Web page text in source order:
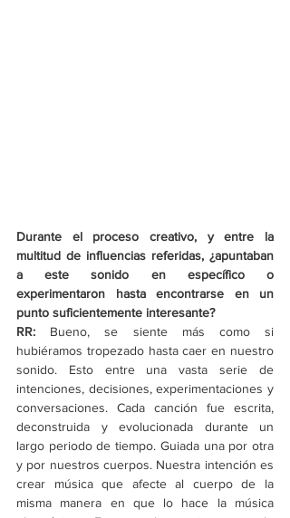
Durante el proceso creativo, y entre la
multitud de influencias referidas, ¿apuntaban
a este sonido en específico o
experimentaron hasta encontrarse en un
punto suficientemente interesante?
RR: Bueno, se siente más como si
hubiéramos tropezado hasta caer en nuestro
sonido. Esto entre una vasta serie de
intenciones, decisiones, experimentaciones y
conversaciones. Cada canción fue escrita,
deconstruida y evolucionada durante un
largo periodo de tiempo. Guiada una por otra
y por nuestros cuerpos. Nuestra intención es
crear música que afecte al cuerpo de la
misma manera en que lo hace la música